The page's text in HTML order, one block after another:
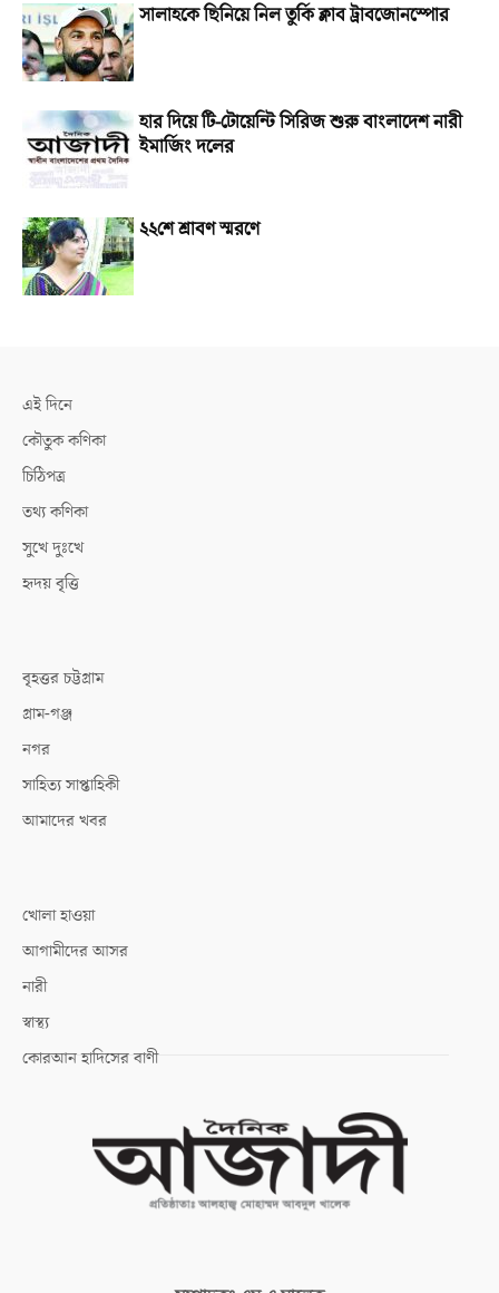
সালাহকে ছিনিয়ে নিল তুর্কি ক্লাব ট্রাবজোনস্পোর
হার দিয়ে টি-টোয়েন্টি সিরিজ শুরু বাংলাদেশ নারী
ইমার্জিং দলের
২২শে শ্রাবণ স্মরণে
এই দিনে
কৌতুক কণিকা
চিঠিপত্র
তথ্য কণিকা
সুখে দুঃখে
হৃদয় বৃত্তি
বৃহত্তর চট্টগ্রাম
গ্রাম-গঞ্জ
নগর
সাহিত্য সাপ্তাহিকী
আমাদের খবর
খোলা হাওয়া
আগামীদের আসর
নারী
স্বাস্থ্য
কোরআন হাদিসের বাণী